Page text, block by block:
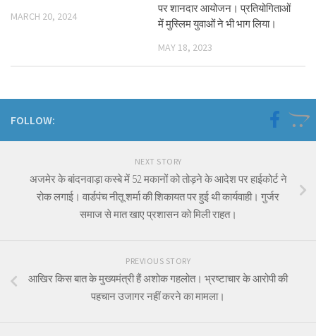
MARCH 20, 2024
पर शानदार आयोजन। प्रतियोगिताओं
में मुस्लिम युवाओं ने भी भाग लिया।
MAY 18, 2023
FOLLOW:
NEXT STORY
अजमेर के बांदनवाड़ा कस्बे में 52 मकानों को तोड़ने के आदेश पर हाईकोर्ट ने
रोक लगाई। वार्डपंच नीतू शर्मा की शिकायत पर हुई थी कार्यवाही। गुर्जर
समाज से मात खाए प्रशासन को मिली राहत।
PREVIOUS STORY
आखिर किस बात के मुख्यमंत्री हैं अशोक गहलोत। भ्रष्टाचार के आरोपी की
पहचान उजागर नहीं करने का मामला।